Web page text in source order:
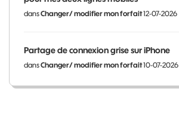
dansChanger/ modifier mon forfait12-07-2026
Partage de connexion grise sur iPhone
dansChanger/ modifier mon forfait10-07-2026